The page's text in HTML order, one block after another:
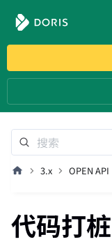
3.x OPEN API
代码打桩